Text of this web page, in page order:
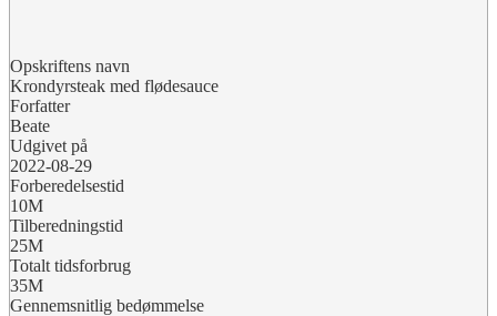
Opskriftens navn
Krondyrsteak med flødesauce
Forfatter
Beate
Udgivet på
2022-08-29
Forberedelsestid
10M
Tilberedningstid
25M
Totalt tidsforbrug
35M
Gennemsnitlig bedømmelse